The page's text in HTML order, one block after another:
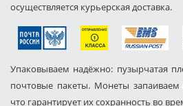
осуществляется курьерская доставка.
Упаковываем надёжно: пузырчатая
почтовые пакеты. Монеты запаиваем
что гарантирует их сохранность во